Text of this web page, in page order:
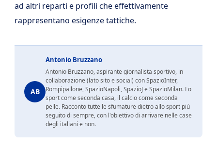
ad altri reparti e profili che effettivamente
rappresentano esigenze tattiche.
AB
Antonio Bruzzano
Antonio Bruzzano, aspirante giornalista sportivo, in
collaborazione (lato sito e social) con SpazioInter,
Rompipallone, SpazioNapoli, SpazioJ e SpazioMilan. Lo
sport come seconda casa, il calcio come seconda
pelle. Racconto tutte le sfumature dietro allo sport più
seguito di sempre, con l'obiettivo di arrivare nelle case
degli italiani e non.